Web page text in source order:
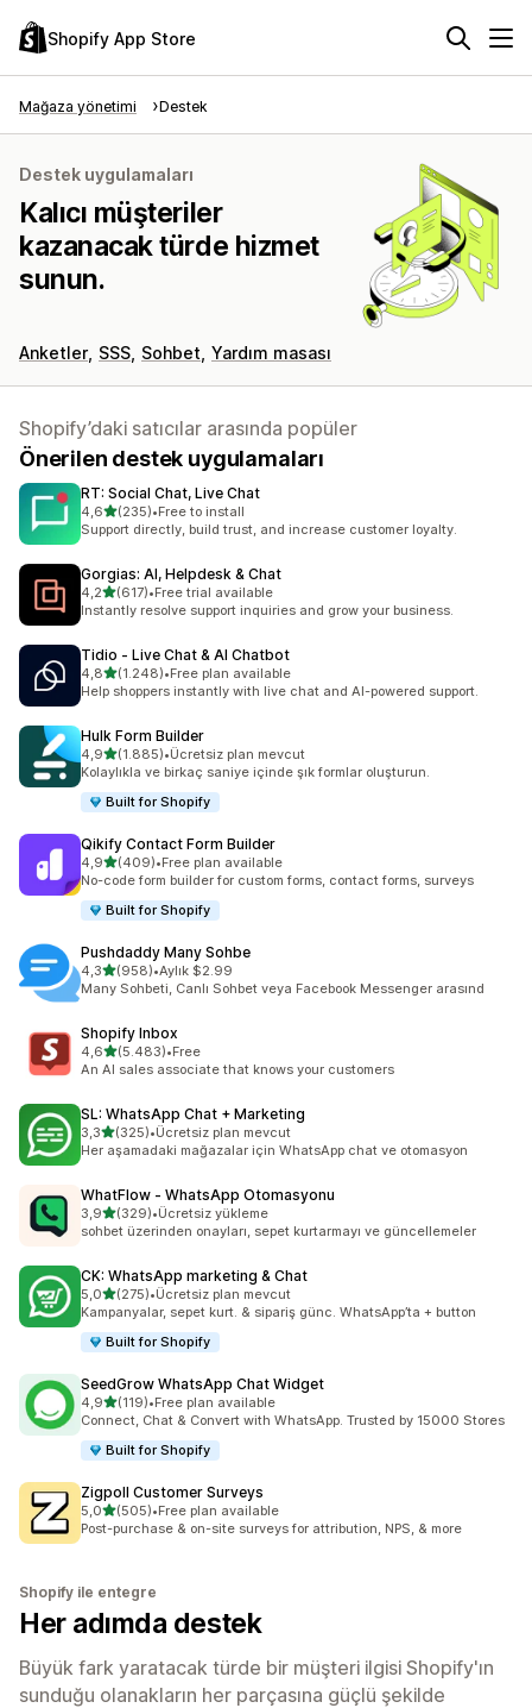
Shopify App Store
Mağaza yönetimi Destek
Destek uygulamaları
Kalıcı müşteriler
kazanacak türde hizmet
sunun.
Anketler SSS Sohbet Yardım masası
Shopify’daki satıcılar arasında popüler
Önerilen destek uygulamaları
RT: Social Chat, Live Chat
4,65 yıldız üzerinden
(235)
toplam 235 değerlendirme
•Free to install
Support directly, build trust, and increase customer loyalty.
Gorgias: AI, Helpdesk & Chat
4,25 yıldız üzerinden
(617)
toplam 617 değerlendirme
•Free trial available
Instantly resolve support inquiries and grow your business.
Tidio ‑ Live Chat & AI Chatbot
4,85 yıldız üzerinden
(1.248)
toplam 1248 değerlendirme
•Free plan available
Help shoppers instantly with live chat and AI-powered support.
Hulk Form Builder
4,95 yıldız üzerinden
(1.885)
toplam 1885 değerlendirme
•Ücretsiz plan mevcut
Kolaylıkla ve birkaç saniye içinde şık formlar oluşturun.
Built for Shopify
Qikify Contact Form Builder
4,95 yıldız üzerinden
(409)
toplam 409 değerlendirme
•Free plan available
No-code form builder for custom forms, contact forms, surveys
Built for Shopify
Pushdaddy Many Sohbe
4,35 yıldız üzerinden
(958)
toplam 958 değerlendirme
•Aylık $2.99
Many Sohbeti, Canlı Sohbet veya Facebook Messenger arasınd
Shopify Inbox
4,65 yıldız üzerinden
(5.483)
toplam 5483 değerlendirme
•Free
An AI sales associate that knows your customers
SL: WhatsApp Chat + Marketing
3,35 yıldız üzerinden
(325)
toplam 325 değerlendirme
•Ücretsiz plan mevcut
Her aşamadaki mağazalar için WhatsApp chat ve otomasyon
WhatFlow ‑ WhatsApp Otomasyonu
3,95 yıldız üzerinden
(329)
toplam 329 değerlendirme
•Ücretsiz yükleme
sohbet üzerinden onayları, sepet kurtarmayı ve güncellemeler
CK: WhatsApp marketing & Chat
5,05 yıldız üzerinden
(275)
toplam 275 değerlendirme
•Ücretsiz plan mevcut
Kampanyalar, sepet kurt. & sipariş günc. WhatsApp’ta + button
Built for Shopify
SeedGrow WhatsApp Chat Widget
4,95 yıldız üzerinden
(119)
toplam 119 değerlendirme
•Free plan available
Connect, Chat & Convert with WhatsApp. Trusted by 15000 Stores
Built for Shopify
Zigpoll Customer Surveys
5,05 yıldız üzerinden
(505)
toplam 505 değerlendirme
•Free plan available
Post-purchase & on-site surveys for attribution, NPS, & more
Shopify ile entegre
Her adımda destek
Büyük fark yaratacak türde bir müşteri ilgisi Shopify'ın
sunduğu olanakların her parçasına güçlü şekilde